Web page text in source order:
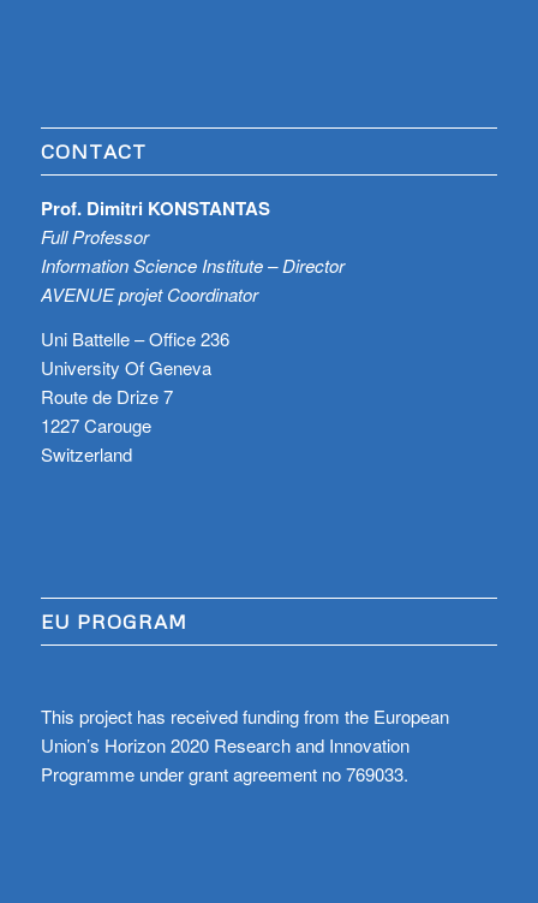
CONTACT
Prof. Dimitri KONSTANTAS
Full Professor
Information Science Institute – Director
AVENUE projet Coordinator
Uni Battelle – Office 236
University Of Geneva
Route de Drize 7
1227 Carouge
Switzerland
EU PROGRAM
This project has received funding from the European
Union’s Horizon 2020 Research and Innovation
Programme under grant agreement no 769033.